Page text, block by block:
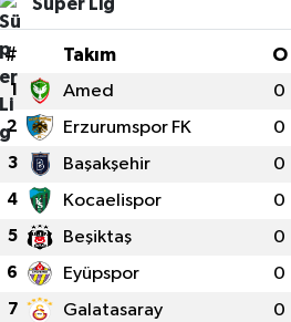
# Takım O
1 Amed 0
2 Erzurumspor FK 0
3 Başakşehir 0
4 Kocaelispor 0
5 Beşiktaş 0
6 Eyüpspor 0
7 Galatasaray 0